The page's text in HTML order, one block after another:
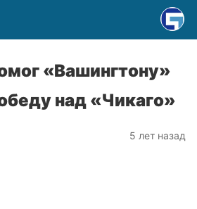
«Вашингтону»
над «Чикаго»
5 лет назад